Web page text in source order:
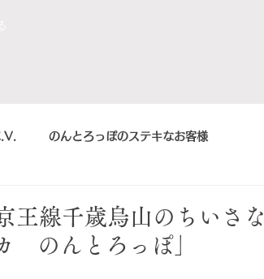
のんとろっぽのステキなお客様
線千歳烏山のちいさな
のんとろっぽ」